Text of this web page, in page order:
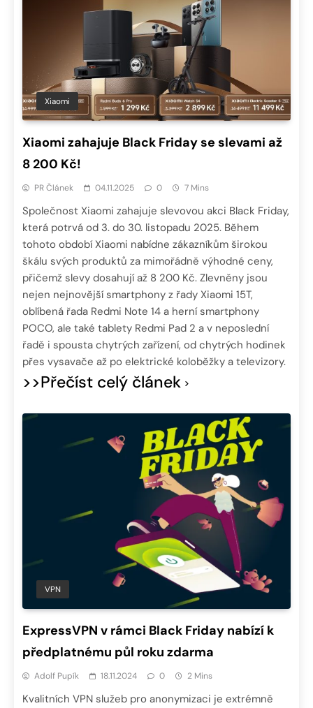
Xiaomi
Xiaomi zahajuje Black Friday se slevami až
8 200 Kč!
PR Článek 04.11.2025 0 7 Mins
Společnost Xiaomi zahajuje slevovou akci Black Friday,
která potrvá od 3. do 30. listopadu 2025. Během
tohoto období Xiaomi nabídne zákazníkům širokou
škálu svých produktů za mimořádně výhodné ceny,
přičemž slevy dosahují až 8 200 Kč. Zlevněny jsou
nejen nejnovější smartphony z řady Xiaomi 15T,
oblíbená řada Redmi Note 14 a herní smartphony
POCO, ale také tablety Redmi Pad 2 a v neposlední
řadě i spousta chytrých zařízení, od chytrých hodinek
přes vysavače až po elektrické koloběžky a televizory.
>>Přečíst celý článek
VPN
ExpressVPN v rámci Black Friday nabízí k
předplatnému půl roku zdarma
Adolf Pupík 18.11.2024 0 2 Mins
Kvalitních VPN služeb pro anonymizaci je extrémně